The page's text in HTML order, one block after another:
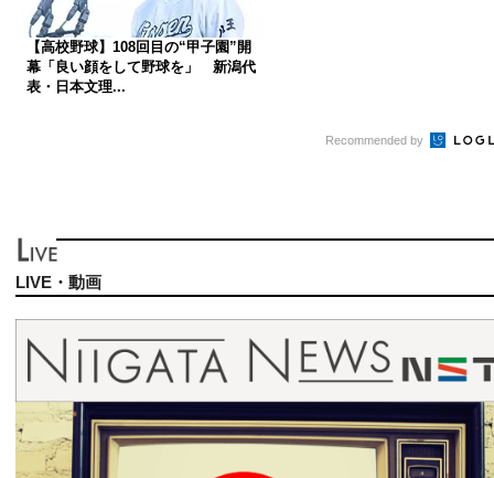
【高校野球】108回目の“甲子園”開
幕「良い顔をして野球を」 新潟代
表・日本文理...
Recommended by
LIVE・動画